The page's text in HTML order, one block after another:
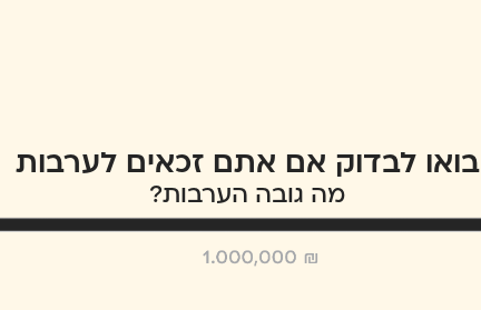
בואו לבדוק אם אתם זכאים לערבות
מה גובה הערבות?